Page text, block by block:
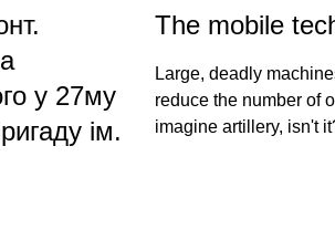
у 27му
ім.
The mobile
Large, deadly
reduce the number of
imagine artillery, isn't